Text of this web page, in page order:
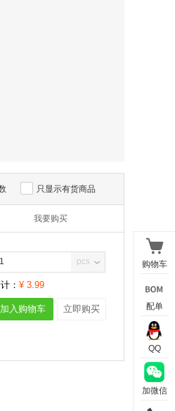
只显示有货商品
我要购买
pcs
： ¥ 3.99
加入购物车 立即购买
购物车
配单
QQ
加微信